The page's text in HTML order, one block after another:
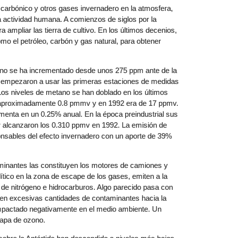
y otros gases invernadero en la atmosfera,
humana. A comienzos de siglos por la
ampliar las tierra de cultivo. En los últimos decenios,
el petróleo, carbón y gas natural, para obtener
se ha incrementado desde unos 275 ppm ante de la
a usar las primeras estaciones de medidas
niveles de metano se han doblado en los últimos
0.8 pmmv y en 1992 era de 17 ppmv.
en un 0.25% anual. En la época preindustrial sus
los 0.310 ppmv en 1992. La emisión de
del efecto invernadero con un aporte de 39%
las constituyen los motores de camiones y
en la zona de escape de los gases, emiten a la
nitrógeno e hidrocarburos. Algo parecido pasa con
excesivas cantidades de contaminantes hacia la
negativamente en el medio ambiente. Un
de ozono.